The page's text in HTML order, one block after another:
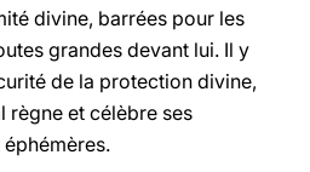
divine, barrées pour les
grandes devant lui. Il y
de la protection divine,
règne et célèbre ses